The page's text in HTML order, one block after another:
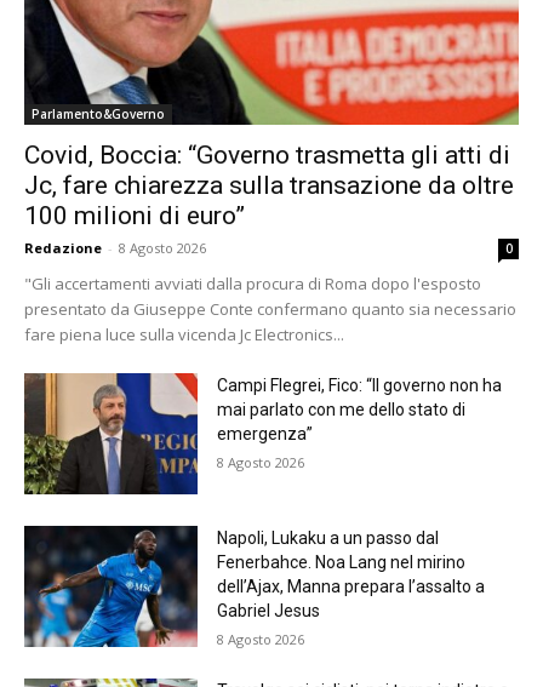
Parlamento&Governo
Covid, Boccia: “Governo trasmetta gli atti di
Jc, fare chiarezza sulla transazione da oltre
100 milioni di euro”
Redazione - 8 Agosto 2026 0
"Gli accertamenti avviati dalla procura di Roma dopo l'esposto
presentato da Giuseppe Conte confermano quanto sia necessario
fare piena luce sulla vicenda Jc Electronics...
Campi Flegrei, Fico: “Il governo non ha
mai parlato con me dello stato di
emergenza”
8 Agosto 2026
Napoli, Lukaku a un passo dal
Fenerbahce. Noa Lang nel mirino
dell’Ajax, Manna prepara l’assalto a
Gabriel Jesus
8 Agosto 2026